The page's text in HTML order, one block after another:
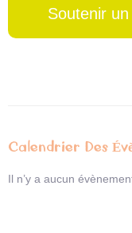
Soutenir
Calendrier Des
Il n’y a aucun